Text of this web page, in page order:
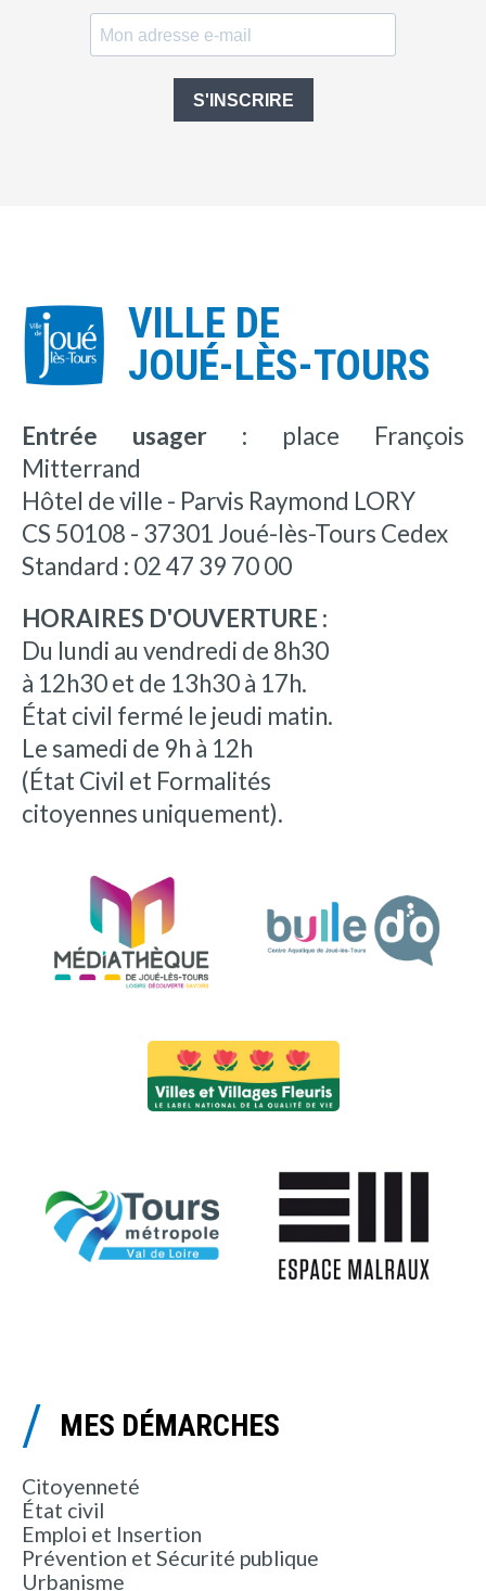
S'INSCRIRE
VILLE DE
JOUÉ-LÈS-TOURS
Entrée usager : place François
Mitterrand
Hôtel de ville - Parvis Raymond LORY
CS 50108 - 37301 Joué-lès-Tours Cedex
Standard : 02 47 39 70 00
HORAIRES D'OUVERTURE :
Du lundi au vendredi de 8h30
à 12h30 et de 13h30 à 17h.
État civil fermé le jeudi matin.
Le samedi de 9h à 12h
(État Civil et Formalités
citoyennes uniquement).
MES DÉMARCHES
Citoyenneté
État civil
Emploi et Insertion
Prévention et Sécurité publique
Urbanisme